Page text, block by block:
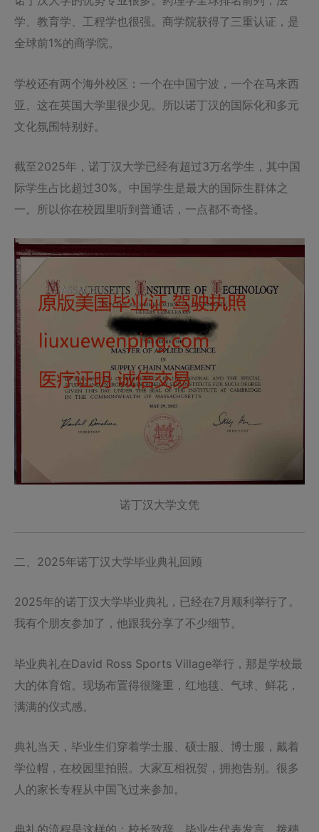
学、教育学、工程学也很强。商学院获得了三重认证，是
全球前1%的商学院。
学校还有两个海外校区：一个在中国宁波，一个在马来西
亚。这在英国大学里很少见。所以诺丁汉的国际化和多元
文化氛围特别好。
截至2025年，诺丁汉大学已经有超过3万名学生，其中国
际学生占比超过30%。中国学生是最大的国际生群体之
一。所以你在校园里听到普通话，一点都不奇怪。
诺丁汉大学文凭
二、2025年诺丁汉大学毕业典礼回顾
2025年的诺丁汉大学毕业典礼，已经在7月顺利举行了。
我有个朋友参加了，他跟我分享了不少细节。
毕业典礼在David Ross Sports Village举行，那是学校最
大的体育馆。现场布置得很隆重，红地毯、气球、鲜花，
满满的仪式感。
典礼当天，毕业生们穿着学士服、硕士服、博士服，戴着
学位帽，在校园里拍照。大家互相祝贺，拥抱告别。很多
人的家长专程从中国飞过来参加。